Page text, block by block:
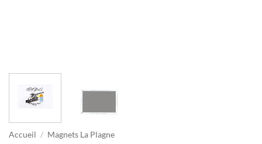
Accueil / Magnets La Plagne